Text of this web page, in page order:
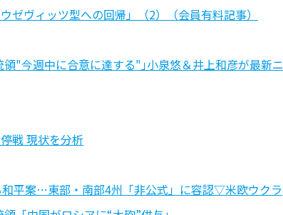
ゼヴィッツ型への回帰」（2）（会員有料記事）
領"今週中に合意に達する"｣小泉悠＆井上和彦が最新ニ
戦 現状を分析
和平案…東部・南部4州「非公式」に容認▽米欧ウクラ